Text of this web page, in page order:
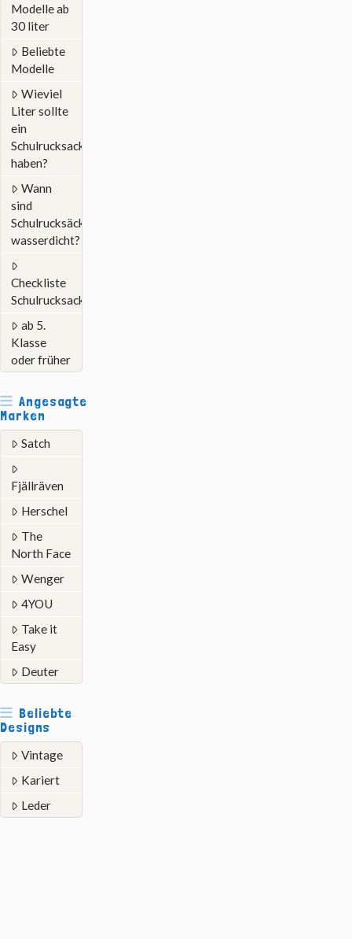
Modelle ab
30 liter
Beliebte
Modelle
Wieviel
Liter sollte
ein
Schulrucksack
haben?
Wann
sind
Schulrucksäcke
wasserdicht?
Checkliste
Schulrucksack
ab 5.
Klasse
oder früher
Angesagte
Marken
Satch
Fjällräven
Herschel
The
North Face
Wenger
4YOU
Take it
Easy
Deuter
Beliebte
Designs
Vintage
Kariert
Leder